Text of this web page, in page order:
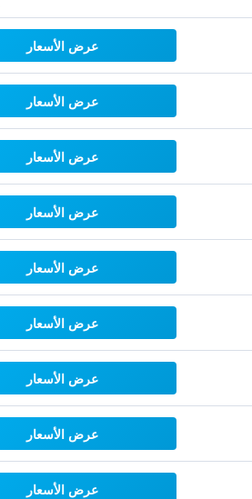
عرض الأسعار
عرض الأسعار
عرض الأسعار
عرض الأسعار
عرض الأسعار
عرض الأسعار
عرض الأسعار
عرض الأسعار
عرض الأسعار